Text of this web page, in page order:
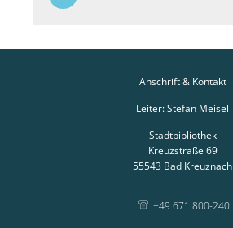
Anschrift & Kontakt
Leiter: Stefan Meisel
Stadtbibliothek
Kreuzstraße 69
55543 Bad Kreuznach
+49 671 800-240